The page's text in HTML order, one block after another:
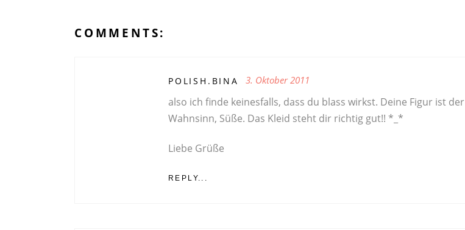
COMMENTS:
POLISH.BINA 3. Oktober 2011
also ich finde keinesfalls, dass du blass wirkst. Deine Figur ist der
Wahnsinn, Süße. Das Kleid steht dir richtig gut!! *_*
Liebe Grüße
REPLY...